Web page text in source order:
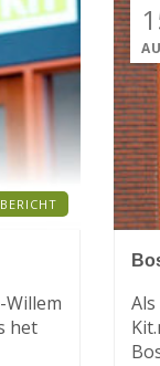
Willem
het